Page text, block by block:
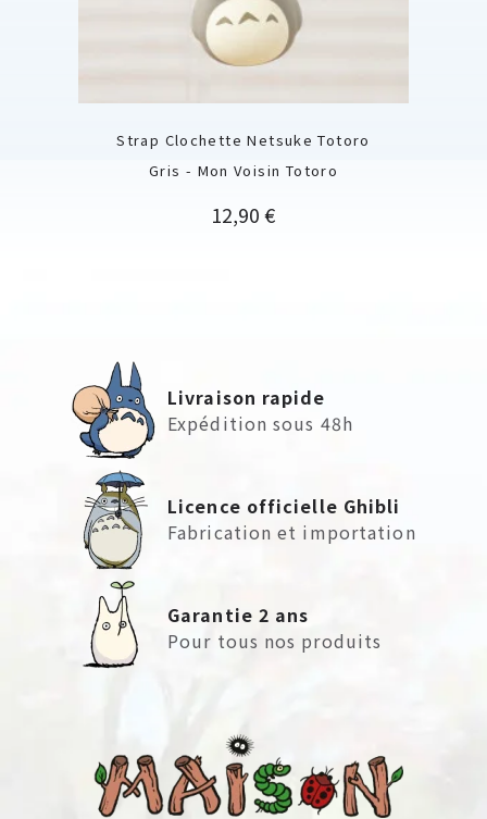
Strap Clochette Netsuke Totoro
Gris - Mon Voisin Totoro
Prix
12,90 €
Livraison rapide
Expédition sous 48h
Licence officielle Ghibli
Fabrication et importation
Garantie 2 ans
Pour tous nos produits